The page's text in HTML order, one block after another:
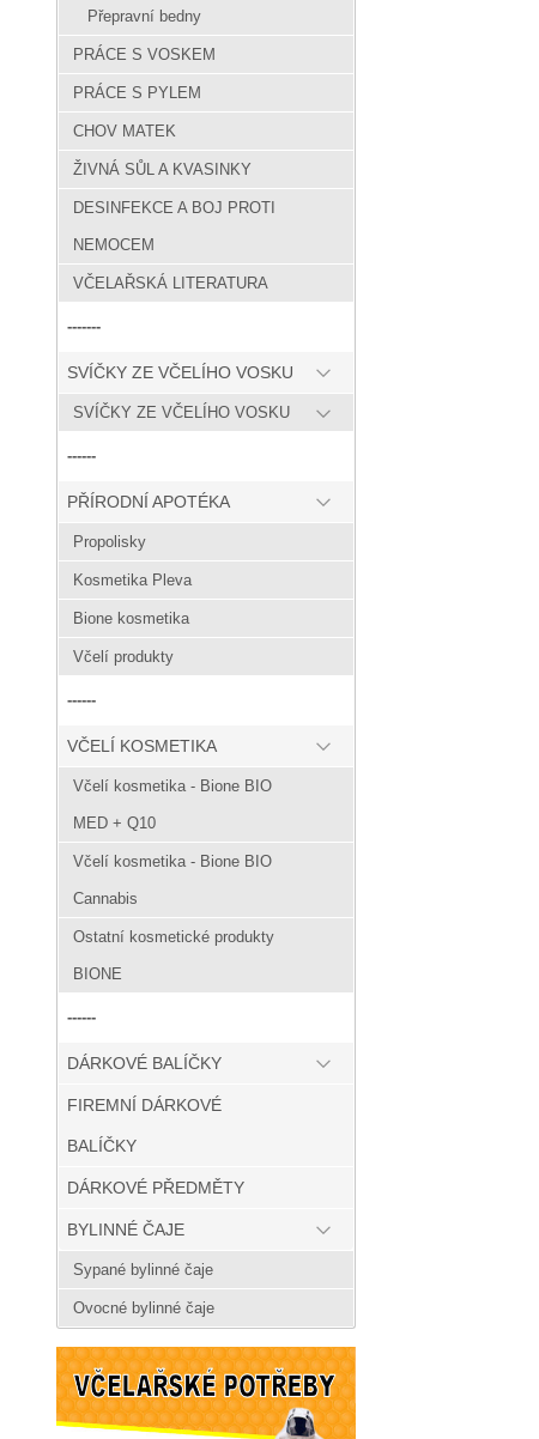
Přepravní bedny
PRÁCE S VOSKEM
PRÁCE S PYLEM
CHOV MATEK
ŽIVNÁ SŮL A KVASINKY
DESINFEKCE A BOJ PROTI
NEMOCEM
VČELAŘSKÁ LITERATURA
-------
SVÍČKY ZE VČELÍHO VOSKU
SVÍČKY ZE VČELÍHO VOSKU
------
PŘÍRODNÍ APOTÉKA
Propolisky
Kosmetika Pleva
Bione kosmetika
Včelí produkty
------
VČELÍ KOSMETIKA
Včelí kosmetika - Bione BIO
MED + Q10
Včelí kosmetika - Bione BIO
Cannabis
Ostatní kosmetické produkty
BIONE
------
DÁRKOVÉ BALÍČKY
FIREMNÍ DÁRKOVÉ
BALÍČKY
DÁRKOVÉ PŘEDMĚTY
BYLINNÉ ČAJE
Sypané bylinné čaje
Ovocné bylinné čaje